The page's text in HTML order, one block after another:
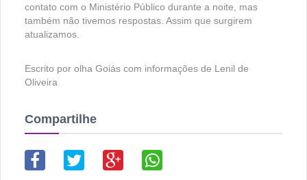
contato com o Ministério Público durante a noite, mas
também não tivemos respostas. Assim que surgirem
atualizamos.
Escrito por olha Goiás com informações de Lenil de
Oliveira
Compartilhe